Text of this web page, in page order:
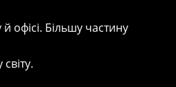
офісі. Більшу частину